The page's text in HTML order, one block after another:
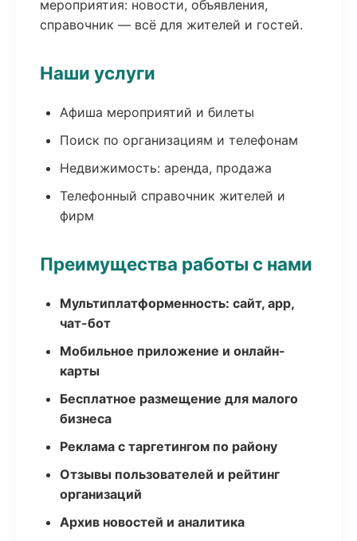
мероприятия: новости, объявления,
справочник — всё для жителей и гостей.
Наши услуги
Афиша мероприятий и билеты
Поиск по организациям и телефонам
Недвижимость: аренда, продажа
Телефонный справочник жителей и
фирм
Преимущества работы с нами
Мультиплатформенность: сайт, app,
чат-бот
Мобильное приложение и онлайн-
карты
Бесплатное размещение для малого
бизнеса
Реклама с таргетингом по району
Отзывы пользователей и рейтинг
организаций
Архив новостей и аналитика